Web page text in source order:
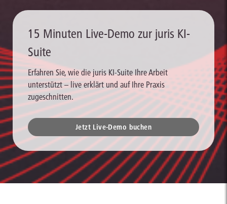
15 Minuten Live-Demo zur juris KI-
Suite
Erfahren Sie, wie die juris KI-Suite Ihre Arbeit
unterstützt – live erklärt und auf Ihre Praxis
zugeschnitten.
Jetzt Live-Demo buchen